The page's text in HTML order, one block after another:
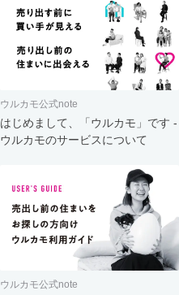
ウルカモ公式note
はじめまして、「ウルカモ」です -
ウルカモのサービスについて
ウルカモ公式note